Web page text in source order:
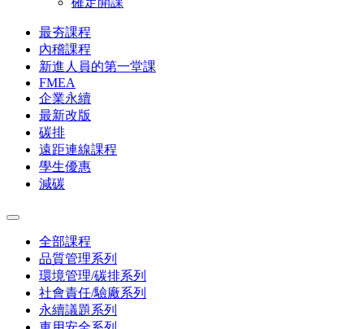
最夯課程
內稽課程
新進人員的第一堂課
FMEA
企業永續
最新改版
碳排
遠距連線課程
學生優惠
減碳
全部課程
品質管理系列
環境管理/碳排系列
社會責任/驗廠系列
永續議題系列